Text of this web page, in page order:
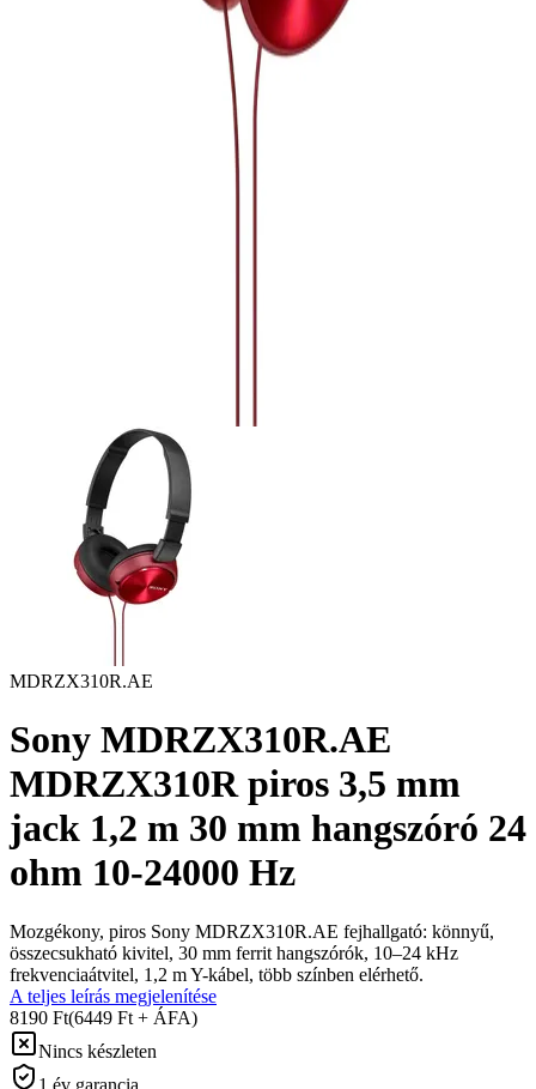
MDRZX310R.AE
Sony MDRZX310R.AE
MDRZX310R piros 3,5 mm
jack 1,2 m 30 mm hangszóró 24
ohm 10-24000 Hz
Mozgékony, piros Sony MDRZX310R.AE fejhallgató: könnyű,
összecsukható kivitel, 30 mm ferrit hangszórók, 10–24 kHz
frekvenciaátvitel, 1,2 m Y-kábel, több színben elérhető.
A teljes leírás megjelenítése
8190 Ft(6449 Ft + ÁFA)
Nincs készleten
1 év garancia